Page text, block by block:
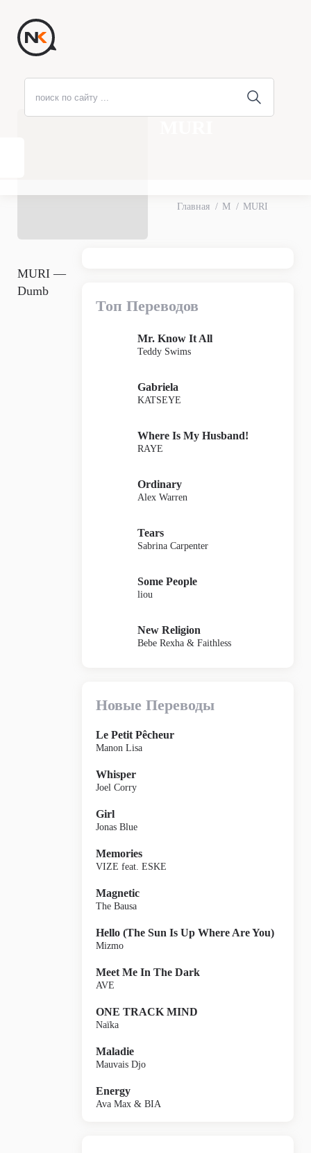
Главная M MURI
MURI —
Dumb
Топ Переводов
Mr. Know It All
Teddy Swims
Gabriela
KATSEYE
Where Is My Husband!
RAYE
Ordinary
Alex Warren
Tears
Sabrina Carpenter
Some People
liou
New Religion
Bebe Rexha & Faithless
Новые Переводы
Le Petit Pêcheur
Manon Lisa
Whisper
Joel Corry
Girl
Jonas Blue
Memories
VIZE feat. ESKE
Magnetic
The Bausa
Hello (The Sun Is Up Where Are You)
Mizmo
Meet Me In The Dark
AVE
ONE TRACK MIND
Naïka
Maladie
Mauvais Djo
Energy
Ava Max & BIA